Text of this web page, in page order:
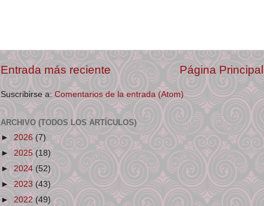
Entrada más reciente Página Principal
Suscribirse a:Comentarios de la entrada (Atom)
ARCHIVO (TODOS LOS ARTÍCULOS)
►2026(7)
►2025(18)
► 2024 (52)
►2023(43)
► 2022(49)